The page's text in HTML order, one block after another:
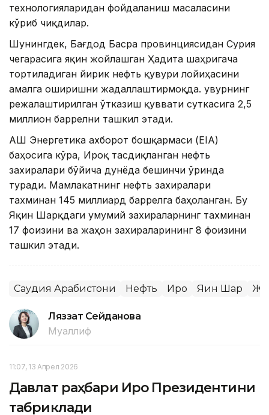
технологияларидан фойдаланиш масаласини
кўриб чиқдилар.
Шунингдек, Бағдод Басра провинциясидан Сурия
чегарасига яқин жойлашган Ҳадита шаҳригача
тортиладиган йирик нефть қувури лойиҳасини
амалга оширишни жадаллаштирмоқда. Қувурнинг
режалаштирилган ўтказиш қуввати суткасига 2,5
миллион баррелни ташкил этади.
АҚШ Энергетика ахборот бошқармаси (EIA)
баҳосига кўра, Ироқ тасдиқланган нефть
захиралари бўйича дунёда бешинчи ўринда
туради. Мамлакатнинг нефть захиралари
тахминан 145 миллиард баррелга баҳоланган. Бу
Яқин Шарқдаги умумий захираларнинг тахминан
17 фоизини ва жаҳон захираларининг 8 фоизини
ташкил этади.
Саудия Арабистони Нефть Ироқ Яқин Шарқ
Ляззат Сейданова
Муаллиф
11:07, 13 Апрел 2026
Давлат раҳбари Ироқ Президентини
табриклади